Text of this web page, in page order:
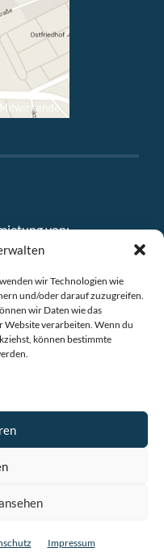
wir Technologien wie
und/oder darauf zuzugreifen.
wir Daten wie das
Website verarbeiten. Wenn du
können bestimmte
Impressum
von: